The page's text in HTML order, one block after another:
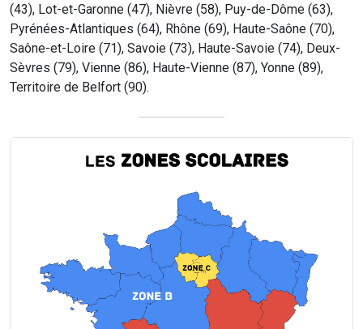
(43), Lot-et-Garonne (47), Nièvre (58), Puy-de-Dôme (63),
Pyrénées-Atlantiques (64), Rhône (69), Haute-Saône (70),
Saône-et-Loire (71), Savoie (73), Haute-Savoie (74), Deux-
Sèvres (79), Vienne (86), Haute-Vienne (87), Yonne (89),
Territoire de Belfort (90).